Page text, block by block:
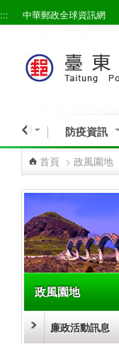
跳到主要內容區塊
::: 中華郵政全球資訊網
專區 防疫資訊
首頁 > 政風園地
政風園地
廉政活動訊息